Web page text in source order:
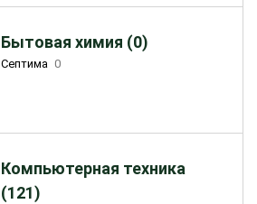
Бытовая химия (0)
Септима 0
Компьютерная техника
(121)